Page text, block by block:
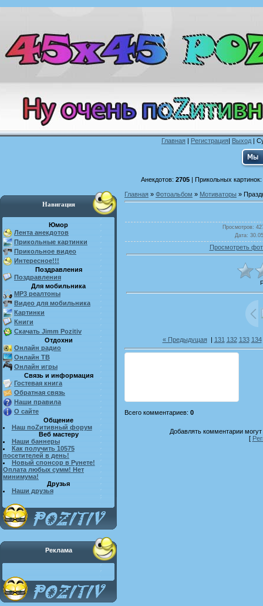
Главная | Регистрация| Выход |
Анекдотов: 2705| Прикольных картинок:
Навигация
Юмор
Лента анекдотов
Прикольные картинки
Прикольное видео
Интересное!!!
Поздравления
Поздравления
Для мобильника
MP3 реалтоны
Видео для мобильника
Картинки
Книги
Скачать Jimm Pozitiv
Отдохни
Онлайн радио
Онлайн ТВ
Онлайн игры
Связь и информация
Гостевая книга
Обратная связь
Наши правила
О сайте
Общение
Наш поZитивный форум
Веб мастеру
Наши баннеры
Как получить 10575
посетителей в день!
Новый спонсор в Рунете!
Оплата любых сумм! Нет
минимума!
Друзья
Наши друзья
Реклама
Главная » Фотоальбом » Мотиваторы »
Просмотров:
Дата:
Просмотреть
« Предыдущая| 131 132 133 134
Всего комментариев: 0
Добавлять комментарии
[